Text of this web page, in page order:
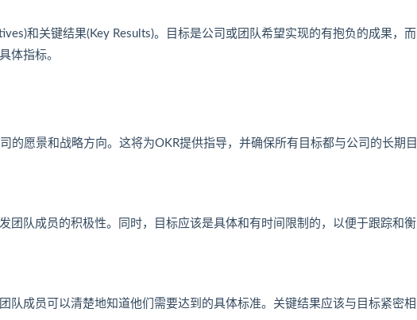
和关键结果(Key Results)。目标是公司或团队希望实现的有抱负的成果，而
体指标。
的愿景和战略方向。这将为OKR提供指导，并确保所有目标都与公司的长期目
团队成员的积极性。同时，目标应该是具体和有时间限制的，以便于跟踪和衡
队成员可以清楚地知道他们需要达到的具体标准。关键结果应该与目标紧密相